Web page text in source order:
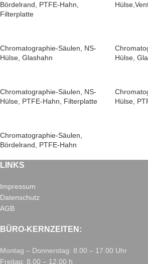
Bördelrand, PTFE-Hahn,
Filterplatte
Chromatographie-Säulen, NS-
Hülse, Glashahn
Hülse,
Chromatographie-Säulen, NS-
Hülse, PTFE-Hahn, Filterplatte
Hülse,
Chromatographie-Säulen,
Bördelrand, PTFE-Hahn
LINKS
Impressum
Datenschutz
AGB
BÜRO-KERNZEITEN:
Montag – Donnerstag: 8.00 – 17.00 Uhr
Freitag: 8.00 – 12.00 h